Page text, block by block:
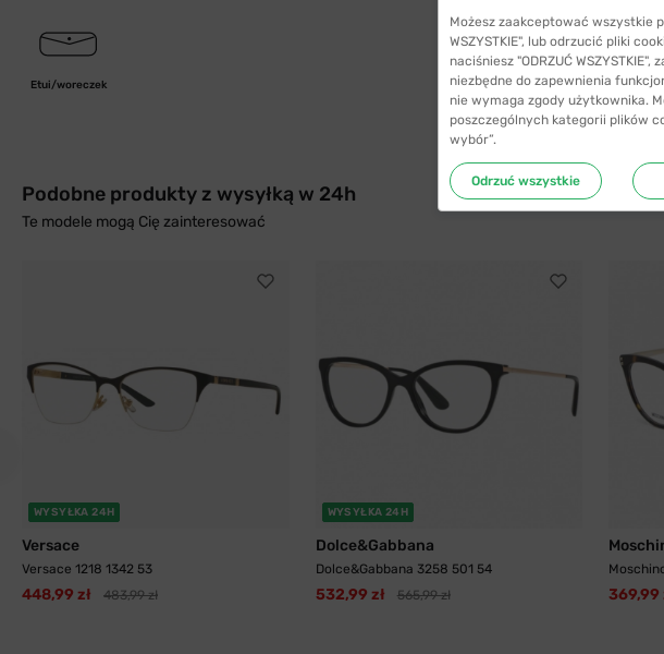
Etui/woreczek
Podobne produkty z wysyłką w 24h
Te modele mogą Cię zainteresować
WYSYŁKA 24H
Versace
Versace 1218 1342 53
448,99 zł 483,99 zł
WYSYŁKA 24H
Dolce&Gabbana
Dolce&Gabbana 3258 501 54
532,99 zł 565,99 zł 369,99
Możesz zaakceptować wszystkie
WSZYSTKIE", lub odrzucić pliki
naciśniesz "ODRZUĆ
niezbędne do zapewnienia
nie wymaga zgody użytkownika.
poszczególnych kategorii plików
wybór”.
Odrzuć wszystkie